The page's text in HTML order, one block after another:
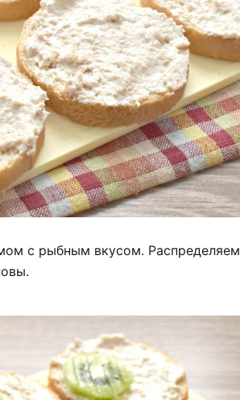
с рыбным вкусом. Распределяем